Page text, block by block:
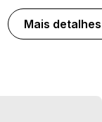
Mais detalhes